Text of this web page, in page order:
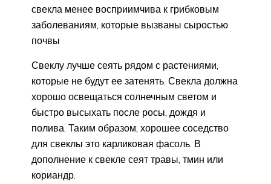
свекла менее восприимчива к грибковым
заболеваниям, которые вызваны сыростью
почвы
Свеклу лучше сеять рядом с растениями,
которые не будут ее затенять. Свекла должна
хорошо освещаться солнечным светом и
быстро высыхать после росы, дождя и
полива. Таким образом, хорошее соседство
для свеклы это карликовая фасоль. В
дополнение к свекле сеят травы, тмин или
кориандр.